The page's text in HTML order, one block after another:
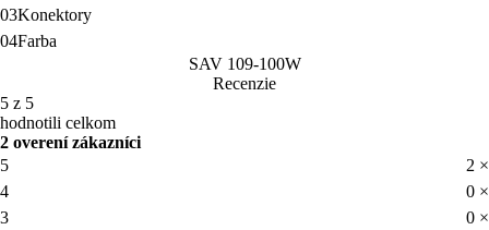
03Konektory
04Farba
SAV 109-100W
Recenzie
5 z 5
hodnotili celkom
2 overení zákazníci
5
2 ×
4
0 ×
3
0 ×